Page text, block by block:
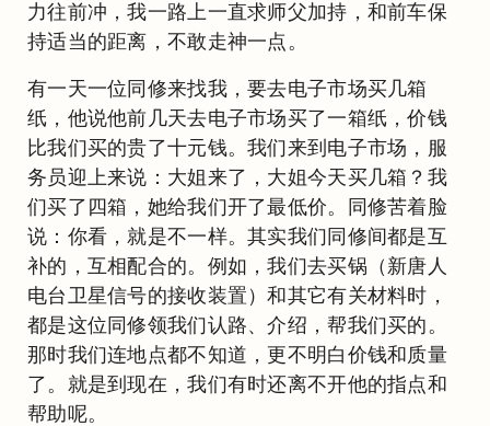
力往前冲，我一路上一直求师父加持，和前车保
持适当的距离，不敢走神一点。
有一天一位同修来找我，要去电子市场买几箱
纸，他说他前几天去电子市场买了一箱纸，价钱
比我们买的贵了十元钱。我们来到电子市场，服
务员迎上来说：大姐来了，大姐今天买几箱？我
们买了四箱，她给我们开了最低价。同修苦着脸
说：你看，就是不一样。其实我们同修间都是互
补的，互相配合的。例如，我们去买锅（新唐人
电台卫星信号的接收装置）和其它有关材料时，
都是这位同修领我们认路、介绍，帮我们买的。
那时我们连地点都不知道，更不明白价钱和质量
了。就是到现在，我们有时还离不开他的指点和
帮助呢。